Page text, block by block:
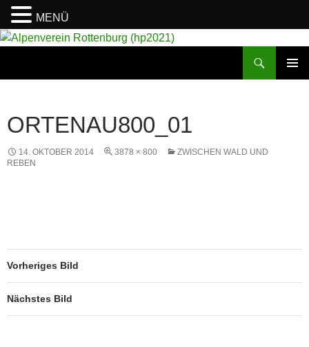
ORTENAU800_01
14. OKTOBER 2014 3878 × 800
ZWISCHEN WALD UND
REBEN
Vorheriges Bild
Nächstes Bild
MENÜ